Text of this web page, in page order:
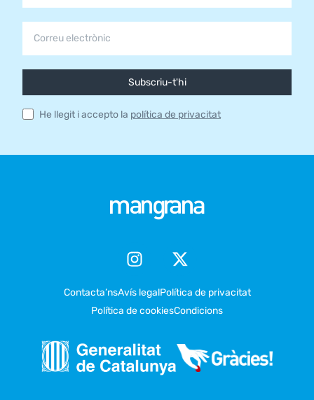
Subscriu-t'hi
He llegit i accepto la política de privacitat
Contacta’nsAvís legalPolítica de privacitat
Política de cookiesCondicions